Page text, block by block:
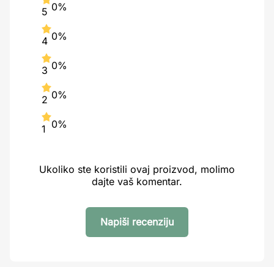
5 0%
4 0%
3 0%
2 0%
1 0%
Ukoliko ste koristili ovaj proizvod, molimo
dajte vaš komentar.
Napiši recenziju